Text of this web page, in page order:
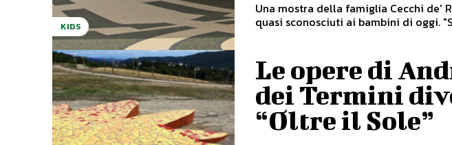
KIDS
Una mostra della famiglia Cecchi de'
Le opere di
dei Termini
“Oltre il Sole”